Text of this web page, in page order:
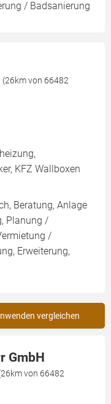
/ Badsanierung
von 66482
KFZ Wallboxen
Beratung, Anlage
Planung /
/
Erweiterung,
vergleichen
GmbH
von 66482